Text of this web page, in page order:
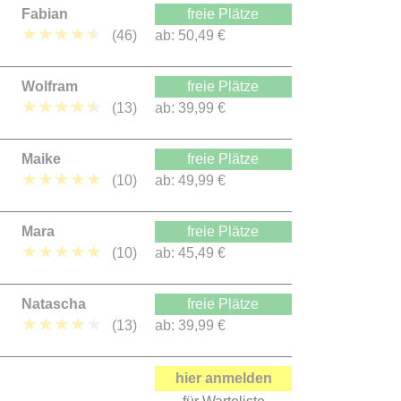
Fabian
★★★★★ (46)
freie Plätze
ab: 50,49 €
Wolfram
★★★★★ (13)
freie Plätze
ab: 39,99 €
Maike
★★★★★ (10)
freie Plätze
ab: 49,99 €
Mara
★★★★★ (10)
freie Plätze
ab: 45,49 €
Natascha
★★★★ (13)
freie Plätze
ab: 39,99 €
hier anmelden